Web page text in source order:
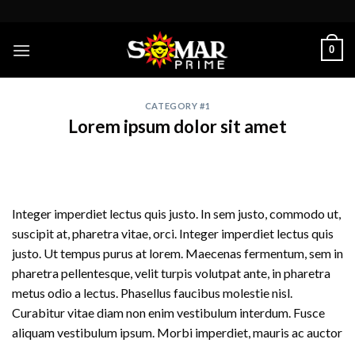
content
0
CATEGORY #1
Lorem ipsum dolor sit amet
Integer imperdiet lectus quis justo. In sem justo, commodo ut,
suscipit at, pharetra vitae, orci. Integer imperdiet lectus quis
justo. Ut tempus purus at lorem. Maecenas fermentum, sem in
pharetra pellentesque, velit turpis volutpat ante, in pharetra
metus odio a lectus. Phasellus faucibus molestie nisl.
Curabitur vitae diam non enim vestibulum interdum. Fusce
aliquam vestibulum ipsum. Morbi imperdiet, mauris ac auctor